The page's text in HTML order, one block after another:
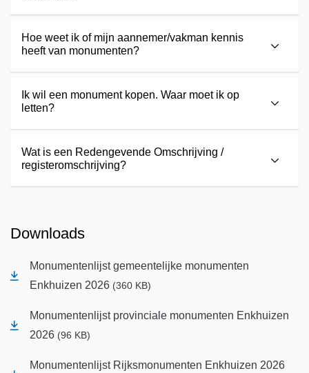
Hoe weet ik of mijn aannemer/vakman kennis
heeft van monumenten?
Ik wil een monument kopen. Waar moet ik op
letten?
Wat is een Redengevende Omschrijving /
registeromschrijving?
Downloads
Monumentenlijst gemeentelijke monumenten
Enkhuizen 2026 (360 KB)
Monumentenlijst provinciale monumenten Enkhuizen
2026 (96 KB)
Monumentenlijst Rijksmonumenten Enkhuizen 2026